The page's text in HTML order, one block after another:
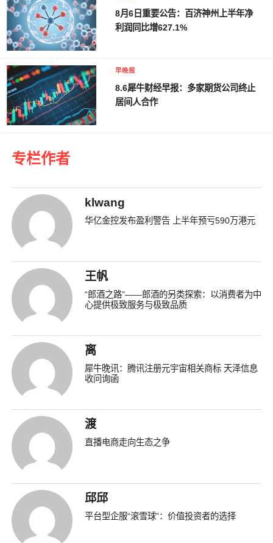
8月6日重要公告：百济神州上半年净
利润同比增627.1%
早晚报
8.6犀牛财经早报：多家期货公司终止
居间人合作
专栏作者
klwang
华亿金控发布盈利警告 上半年预亏590万港元
王帆
“郎酒之路”——郎酒的另类探索：以消费者为中
心提供极致服务与极致品质
离
犀牛晚讯：腾讯注册元宇宙相关商标 天泽信息
收问询函
渡
直播电商走向生态之争
邱邱
平台型企服“滚雪球”：价值投资者的选择